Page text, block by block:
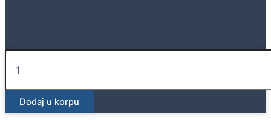
Daljinski
upravljač
Geberit
AquaClean
Tuma
Dodaj u korpu